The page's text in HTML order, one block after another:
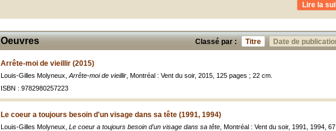
Lire la
Classé par : Titre Date de
Oeuvres
Arrête-moi de vieillir (2015)
Louis-Gilles Molyneux, Arrête-moi de vieillir , Montréal : Vent du soir, 2015, 125 pages ; 22 cm.
ISBN : 9782980257223
Le coeur a toujours besoin d'un visage dans sa tête (1991, 1994)
Louis-Gilles Molyneux, Le coeur a toujours besoin d'un visage dans sa tête , Montréal : Vent du soir, 1991, 1994,